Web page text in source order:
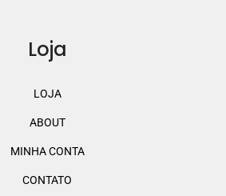
Loja
LOJA
ABOUT
MINHA CONTA
CONTATO